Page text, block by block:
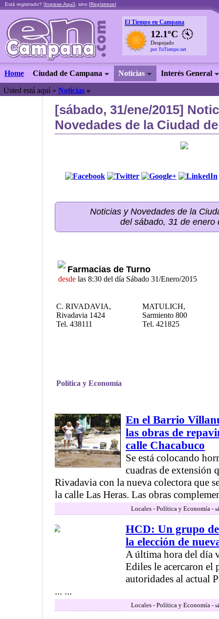
Está registrado? [Ingrese Aquí], sino [Regístrese]
El Tiempo en Campana
12.1ºC
Despejado
por TuTiempo.net
Home Ciudad de Campana Noticias Interés General
Usted está aquí » Noticias »
[sábado, 31/ene/2015]
Novedades de la Ciudad
Noticias y Novedades de la
del sábado, 31 de enero
Farmacias de Turno
desde las 8:30 del día Sábado 31/Enero/2015
C. RIVADAVIA,
Rivadavia 1424
Tel. 438111
MATULICH,
Sarmiento 800
Tel. 421825
Política y Economía
En el Barrio
las obras de
calle Chacabuco
Se está colocando
cuadras de extensión
Rivadavia con la nueva colectora que
la calle Las Heras. Las obras
Locales - Política y Economía -
HCD: Un grupo
la elección de
A última hora del día
Ediles le acercaron el
autoridades al actual
... ...
Locales - Política y Economía -